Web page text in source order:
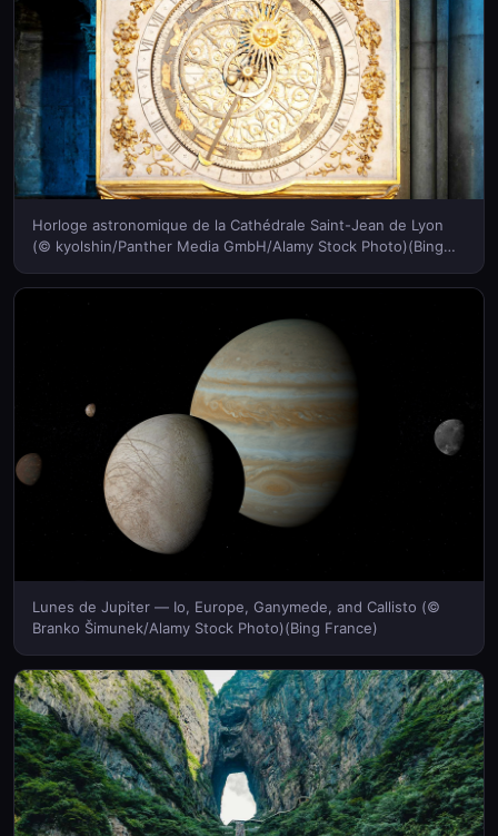
Horloge astronomique de la Cathédrale Saint-Jean de Lyon
(© kyolshin/Panther Media GmbH/Alamy Stock Photo)(Bing
Lunes de Jupiter — Io, Europe, Ganymede, and Callisto (©
Branko Šimunek/Alamy Stock Photo)(Bing France)